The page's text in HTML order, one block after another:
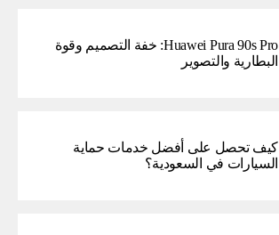
Huawei Pura 90s Pro: خفة التصميم وقوة
البطارية والتصوير
كيف تحصل على أفضل خدمات حماية
السيارات في السعودية؟